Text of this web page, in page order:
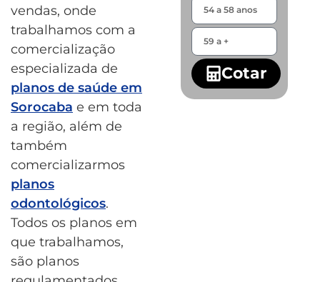
vendas, onde
trabalhamos com a
comercialização
especializada de
planos de saúde em
Sorocaba e em toda
a região, além de
também
comercializarmos
planos
odontológicos.
Todos os planos em
que trabalhamos,
são planos
Cotar